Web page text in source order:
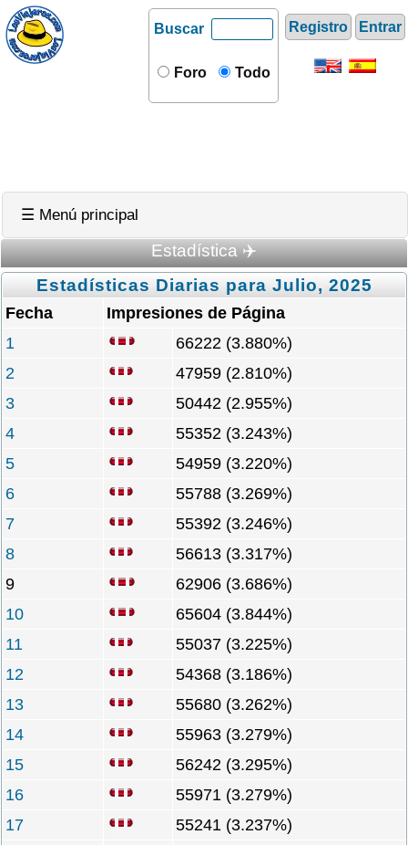
Registro Entrar
Buscar
Foro Todo
☰ Menú principal
Estadística ✈️
Estadísticas Diarias para Julio, 2025
Fecha
Impresiones de Página
1
66222 (3.880%)
2
47959 (2.810%)
3
50442 (2.955%)
4
55352 (3.243%)
5
54959 (3.220%)
6
55788 (3.269%)
7
55392 (3.246%)
8
56613 (3.317%)
9
62906 (3.686%)
10
65604 (3.844%)
11
55037 (3.225%)
12
54368 (3.186%)
13
55680 (3.262%)
14
55963 (3.279%)
15
56242 (3.295%)
16
55971 (3.279%)
17
55241 (3.237%)